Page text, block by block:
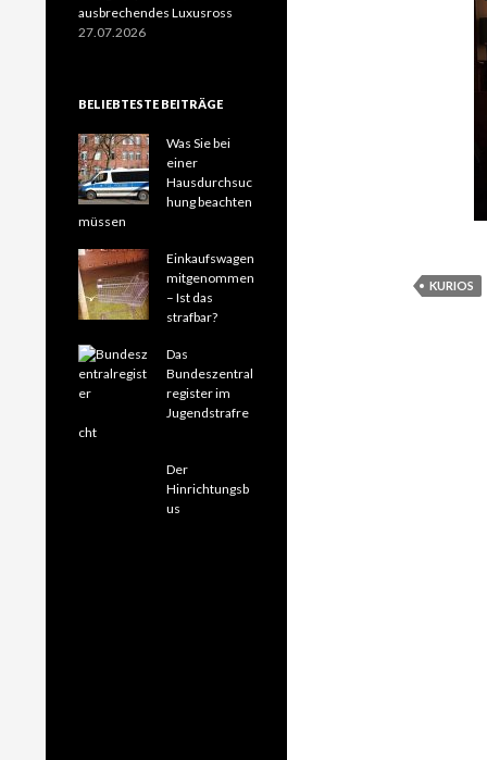
KURIOS
ausbrechendes Luxusross
27.07.2026
BELIEBTESTE BEITRÄGE
Was Sie bei
einer
Hausdurchsuc
hung beachten
müssen
Einkaufswagen
mitgenommen
– Ist das
strafbar?
Das
Bundeszentral
register im
Jugendstrafre
cht
Der
Hinrichtungsb
us